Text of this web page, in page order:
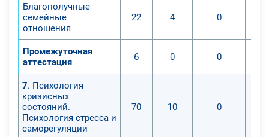
Благополучные
семейные
отношения
22 4 0
Промежуточная
аттестация
6 0 0
7. Психология
кризисных
состояний.
Психология стресса и
саморегуляции
70 10 0